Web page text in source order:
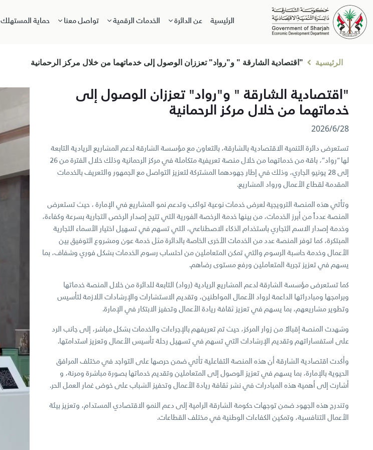
الرئيسية عن الدائرة الخدمات الرقمية تواصل معنا حماية المستهلك
الرئيسية "اقتصادية الشارقة " و"رواد" تعززان الوصول إلى خدماتهما من خلال مركز الرحمانية
"اقتصادية الشارقة " و"رواد" تعززان الوصول إلى
خدماتهما من خلال مركز الرحمانية
28‏/6‏/2026
تستعرض دائرة التنمية الاقتصادية بالشارقة، بالتعاون مع مؤسسة الشارقة لدعم المشاريع الريادية التابعة
لها “رواد”، باقة من خدماتهما من خلال منصة تعريفية متكاملة في مركز الرحمانية وذلك خلال الفترة من 26
إلى 28 يونيو الجاري، وذلك في إطار جهودهما المشتركة لتعزيز التواصل مع الجمهور والتعريف بالخدمات
المقدمة لقطاع الأعمال ورواد المشاريع.
وتأتي هذه المنصة الترويجية لعرض خدمات نوعية تواكب وتدعم نمو المشاريع في الإمارة ، حيث تستعرض
المنصة عدداً من أبرز الخدمات، من بينها خدمة الرخصة الفورية التي تتيح إصدار الرخص التجارية بسرعة وكفاءة،
وخدمة إصدار الاسم التجاري باستخدام الذكاء الاصطناعي، التي تسهم في تسهيل اختيار الأسماء التجارية
المبتكرة، كما توفر المنصة عدد من الخدمات الأخرى الخاصة بالدائرة مثل خدمة عون ومشروع التوفيق بين
الأعمال وخدمة حاسبة الرسوم والتي تمكن المتعاملين من احتساب رسوم الخدمات بشكل فوري وشفاف، بما
يسهم في تعزيز تجربة المتعاملين ورفع مستوى رضاهم.
كما تستعرض مؤسسة الشارقة لدعم المشاريع الريادية (رواد) التابعة للدائرة من خلال المنصة خدماتها
وبرامجها ومبادراتها الداعمة لرواد الأعمال المواطنين، وتقديم الاستشارات والإرشادات اللازمة لتأسيس
وتطوير مشاريعهم، بما يسهم في تعزيز ثقافة ريادة الأعمال وتحفيز الابتكار في الإمارة.
وشهدت المنصة إقبالاً من زوار المركز، حيث تم تعريفهم بالإجراءات والخدمات بشكل مباشر، إلى جانب الرد
على استفساراتهم وتقديم الإرشادات التي تسهم في تسهيل رحلة تأسيس الأعمال وتعزيز استدامتها.
وأكدت اقتصادية الشارقة أن هذه المنصة التفاعلية تأتي ضمن حرصها على التواجد في مختلف المرافق
الحيوية بالإمارة، بما يسهم في تعزيز الوصول إلى المتعاملين وتقديم خدماتها بصورة مباشرة ومرنة، و
أشارت إلى أهمية هذه المبادرات في نشر ثقافة ريادة الأعمال وتحفيز الشباب على خوض غمار العمل الحر.
وتندرج هذه الجهود ضمن توجهات حكومة الشارقة الرامية إلى دعم النمو الاقتصادي المستدام، وتعزيز بيئة
الأعمال التنافسية، وتمكين الكفاءات الوطنية في مختلف القطاعات.